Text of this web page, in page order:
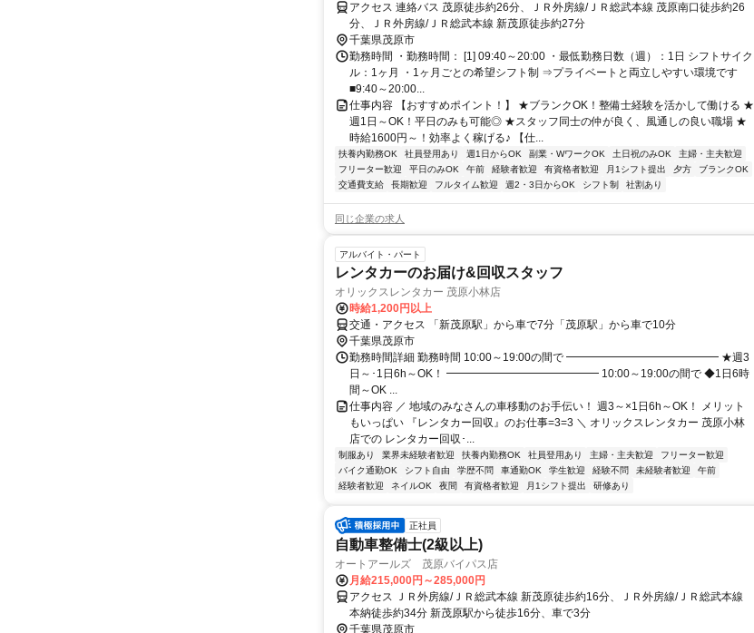
アクセス 連絡バス 茂原徒歩約26分、ＪＲ外房線/ＪＲ総武本線 茂原南口徒歩約26
分、ＪＲ外房線/ＪＲ総武本線 新茂原徒歩約27分
千葉県茂原市
勤務時間 ・勤務時間： [1] 09:40～20:00 ・最低勤務日数（週）：1日 シフトサイク
ル：1ヶ月 ・1ヶ月ごとの希望シフト制 ⇒プライベートと両立しやすい環境です
■9:40～20:00...
仕事内容 【おすすめポイント！】 ★ブランクOK！整備士経験を活かして働ける ★
週1日～OK！平日のみも可能◎ ★スタッフ同士の仲が良く、風通しの良い職場 ★
時給1600円～！効率よく稼げる♪ 【仕...
扶養内勤務OK 社員登用あり 週1日からOK 副業・WワークOK 土日祝のみOK
主婦・主夫歓迎
フリーター歓迎
平日のみOK 午前 経験者歓迎 有資格者歓迎 月1シフト提出 夕方
ブランクOK
交通費支給
長期歓迎 フルタイム歓迎 週2・3日からOK シフト制 社割あり
同じ企業の求人
アルバイト・パート
レンタカーのお届け&回収スタッフ
オリックスレンタカー 茂原小林店
時給1,200円以上
交通・アクセス 「新茂原駅」から車で7分「茂原駅」から車で10分
千葉県茂原市
勤務時間詳細 勤務時間 10:00～19:00の間で ━━━━━━━━━━━━━━ ★週3
日～･1日6h～OK！ ━━━━━━━━━━━━━━ 10:00～19:00の間で ◆1日6時
間～OK ...
仕事内容 ／ 地域のみなさんの車移動のお手伝い！ 週3～×1日6h～OK！ メリット
もいっぱい 『レンタカー回収』のお仕事=3=3 ＼ オリックスレンタカー 茂原小林
店での レンタカー回収･...
制服あり 業界未経験者歓迎 扶養内勤務OK 社員登用あり 主婦・主夫歓迎
フリーター歓迎
バイク通勤OK
シフト自由 学歴不問 車通勤OK 学生歓迎 経験不問 未経験者歓迎
午前
経験者歓迎
ネイルOK 夜間 有資格者歓迎 月1シフト提出 研修あり
正社員
自動車整備士(2級以上)
オートアールズ 茂原バイパス店
月給215,000円～285,000円
アクセス ＪＲ外房線/ＪＲ総武本線 新茂原徒歩約16分、ＪＲ外房線/ＪＲ総武本線
本納徒歩約34分 新茂原駅から徒歩16分、車で3分
千葉県茂原市